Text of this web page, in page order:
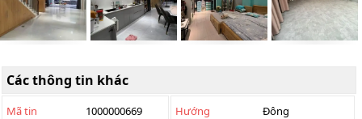
Các thông tin khác
Mã tin 1000000669 Hướng Đông